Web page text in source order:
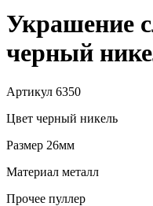
Украшение
черный
Артикул 6350
Цвет черный никель
Размер 26мм
Материал металл
Прочее пуллер